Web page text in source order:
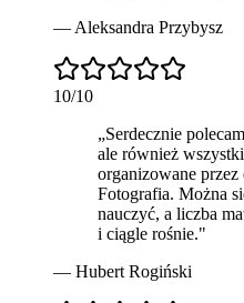
— Aleksandra Przybysz
10/10
„Serdecznie polecam
ale również
organizowane przez
Fotografia. Można
nauczyć, a liczba
i ciągle rośnie."
— Hubert Rogiński